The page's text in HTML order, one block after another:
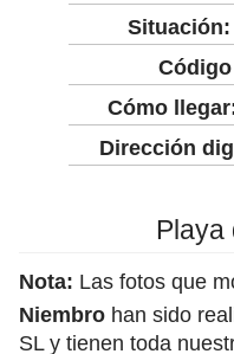
Situación:
Cómo
Dirección
Playa
Nota: Las fotos que
Niembro han sido
SL y tienen toda